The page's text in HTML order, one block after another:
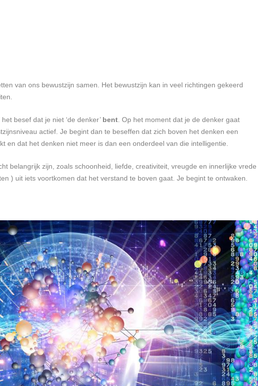
van ons bewustzijn samen. Het bewustzijn kan in veel richtingen gekeerd
besef dat je niet ‘de denker’ bent . Op het moment dat je de denker gaat
actief. Je begint dan te beseffen dat zich boven het denken een
en dat het denken niet meer is dan een onderdeel van die intelligentie.
belangrijk zijn, zoals schoonheid, liefde, creativiteit, vreugde en innerlijke vrede
) uit iets voortkomen dat het verstand te boven gaat. Je begint te ontwaken.